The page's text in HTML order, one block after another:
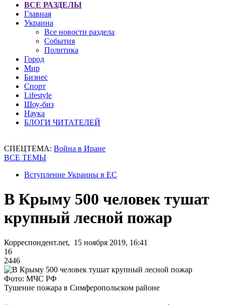
ВСЕ РАЗДЕЛЫ
Главная
Украина
Все новости раздела
События
Политика
Город
Мир
Бизнес
Спорт
Lifestyle
Шоу-биз
Наука
БЛОГИ ЧИТАТЕЛЕЙ
СПЕЦТЕМА: Война в Иране
ВСЕ ТЕМЫ
Вступление Украины в ЕС
В Крыму 500 человек тушат
крупный лесной пожар
Корреспондент.net, 15 ноября 2019, 16:41
16
2446
Фото: МЧС РФ
Тушение пожара в Симферопольском районе